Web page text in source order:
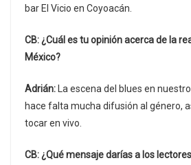
bar El Vicio en Coyoacán.
CB: ¿Cuál es tu opinión acerca de la
México?
Adrián: La escena del blues en
hace falta mucha difusión al género,
tocar en vivo.
CB: ¿Qué mensaje darías a los